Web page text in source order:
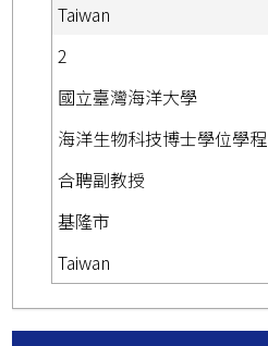
Taiwan
2
國立臺灣海洋大學
海洋生物科技博士學位學程
合聘副教授
基隆市
Taiwan